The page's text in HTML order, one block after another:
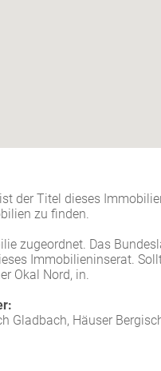
der Titel dieses
zu finden.
zugeordnet. Das
Immobilieninserat.
Okal Nord, in.
Gladbach, Häuser